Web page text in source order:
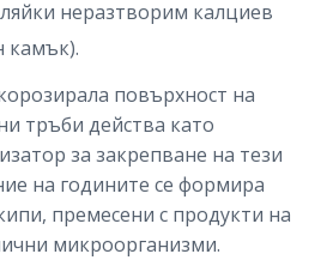
неразтворим калциев
камък).
повърхност на
тръби действа като
за закрепване на тези
на годините се формира
премесени с продукти на
микроорганизми.